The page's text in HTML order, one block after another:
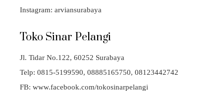
Instagram: arviansurabaya
Toko Sinar Pelangi
Jl. Tidar No.122, 60252 Surabaya
Telp: 0815-5199590, 08885165750, 08123442742
FB: www.facebook.com/tokosinarpelangi